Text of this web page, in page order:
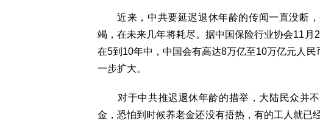
近来，中共要延迟退休年龄的传闻一直没断，
竭，在未来几年将耗尽。据中国保险行业协会11月
在5到10年中，中国会有高达8万亿至10万亿元人
一步扩大。
对于中共推迟退休年龄的措举，大陆民众并不
金，恐怕到时候养老金还没有捂热，有的工人就已